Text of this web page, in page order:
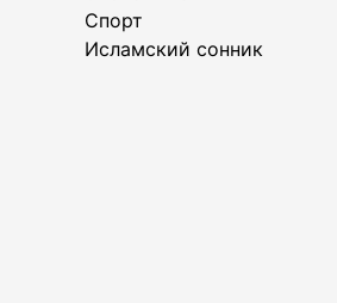
Спорт
Исламский сонник